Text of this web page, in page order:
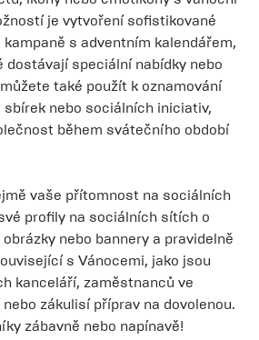
je vytvoření sofistikované
s adventním kalendářem,
dostávají speciální nabídky nebo
také použít k oznamování
nebo sociálních iniciativ,
během svátečního období
vaše přítomnost na sociálních
profily na sociálních sítích o
nebo bannery a pravidelně
s Vánocemi, jako jsou
kanceláří, zaměstnanců ve
zákulisí příprav na dovolenou.
zábavně nebo napínavě!